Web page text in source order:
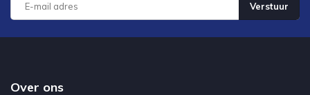
Verstuur
Over ons